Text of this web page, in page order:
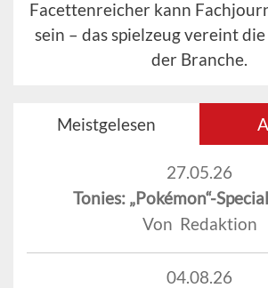
Facettenreicher kann
sein – das spielzeug vereint
der Branche.
Meistgelesen
27.05.26
Tonies: „Pokémon“-
Von Redaktion
04.08.26